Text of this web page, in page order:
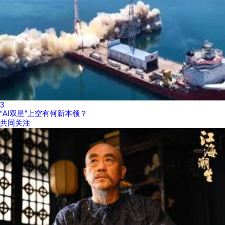
3
“AI双星”上空有何新本领？
共同关注